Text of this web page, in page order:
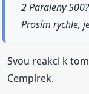
2 Paraleny
Prosím rychle,
Svou reakci k
Cempírek.